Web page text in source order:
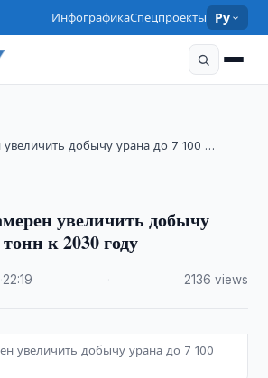
ИнфографикаСпецпроекты Ру
увеличить добычу урана до 7 100 …
увеличить добычу
к 2030 году
22:19 2136 views
увеличить добычу урана до 7 100